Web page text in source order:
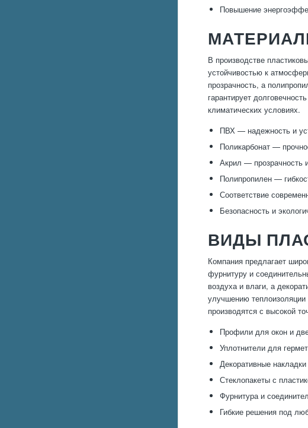
Повышение
В производстве
устойчивостью к
прозрачность, а
гарантирует
климатических условиях.
ПВХ — надежность и
Поликарбонат —
Акрил — прозрачность
Полипропилен —
Соответствие
Безопасность и
ВИДЫ
Компания предлагает
фурнитуру и
воздуха и влаги, а
улучшению
производятся с высокой
Профили для окон и
Уплотнители для
Декоративные
Стеклопакеты с
Фурнитура и
Гибкие решения под